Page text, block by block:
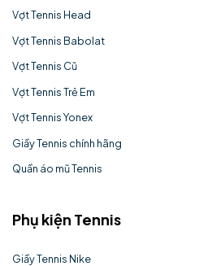
Vợt Tennis Head
Vợt Tennis Babolat
Vợt Tennis Cũ
Vợt Tennis Trẻ Em
Vợt Tennis Yonex
Giầy Tennis chính hãng
Quần áo mũ Tennis
Phụ kiện Tennis
Giầy Tennis Nike